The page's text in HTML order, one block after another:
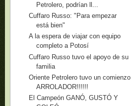
Petrolero, podrían ll...
Cuffaro Russo: "Para empezar
está bien"
A la espera de viajar con equipo
completo a Potosí
Cuffaro Russo tuvo el apoyo de su
familia
Oriente Petrolero tuvo un comienzo
ARROLADOR!!!!!!
El Campeón GANÓ, GUSTÓ Y